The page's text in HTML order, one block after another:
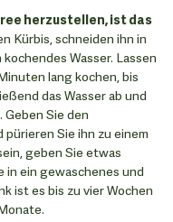
herzustellen, ist das
Kürbis, schneiden ihn in
Wasser. Lassen
lang kochen, bis
das Wasser ab und
Sie den
Sie ihn zu einem
geben Sie etwas
in ein gewaschenes und
ist es bis zu vier Wochen